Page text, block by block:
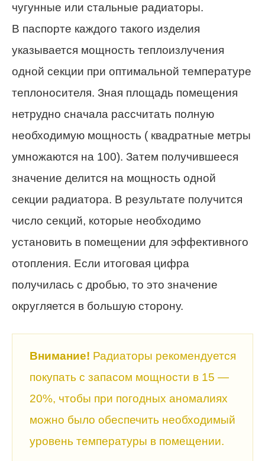
чугунные или стальные радиаторы.
В паспорте каждого такого изделия
указывается мощность теплоизлучения
одной секции при оптимальной температуре
теплоносителя. Зная площадь помещения
нетрудно сначала рассчитать полную
необходимую мощность ( квадратные метры
умножаются на 100). Затем получившееся
значение делится на мощность одной
секции радиатора. В результате получится
число секций, которые необходимо
установить в помещении для эффективного
отопления. Если итоговая цифра
получилась с дробью, то это значение
округляется в большую сторону.
Внимание! Радиаторы рекомендуется
покупать с запасом мощности в 15 —
20%, чтобы при погодных аномалиях
можно было обеспечить необходимый
уровень температуры в помещении.